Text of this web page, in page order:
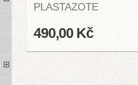
PLASTAZOTE
490,00 Kč